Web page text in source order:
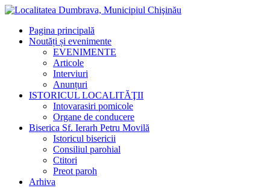
Pagina principală
Noutăți și evenimente
EVENIMENTE
Articole
Interviuri
Anunțuri
ISTORICUL LOCALITĂŢII
Intovarasiri pomicole
Organe de conducere
Biserica Sf. Ierarh Petru Movilă
Istoricul bisericii
Consiliul parohial
Ctitori
Preot paroh
Arhiva